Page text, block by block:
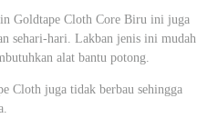
Goldtape Cloth Core Biru ini juga
sehari-hari. Lakban jenis ini mudah
alat bantu potong.
Cloth juga tidak berbau sehingga